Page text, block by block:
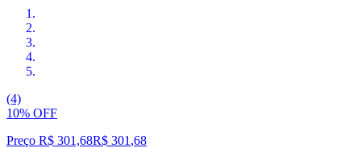
(4)
10% OFF
Preço R$ 301,68R$ 301 ,68